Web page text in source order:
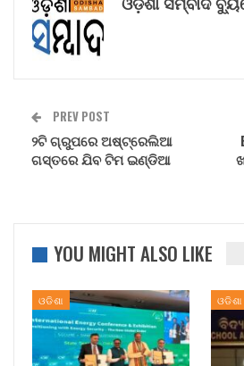
PREV POST
୨ଟି ଗ୍ରୁପରେ ଅଷ୍ଟ୍ରେଲିଆ
ଗସ୍ତରେ ଯିବ ଟିମ ଇଣ୍ଡିଆ
YOU MIGHT ALSO LIKE
ଓଡିଶା ଓଡିଶା